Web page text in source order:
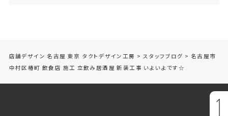
店舗デザイン 名古屋 東京 タクトデザイン工房 > スタッフブログ > 名古屋市
中村区椿町 飲食店 施工 立飲み居酒屋 新装工事 いよいよです☆